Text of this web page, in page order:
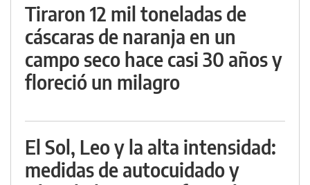
Tiraron 12 mil toneladas de
cáscaras de naranja en un
campo seco hace casi 30 años y
floreció un milagro
El Sol, Leo y la alta intensidad:
medidas de autocuidado y